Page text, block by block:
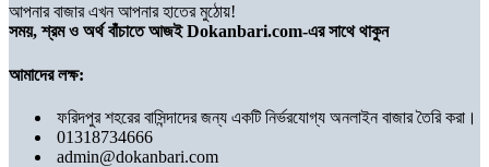
আপনার বাজার এখন আপনার হাতের মুঠোয়!
সময়, শ্রম ও অর্থ বাঁচাতে আজই Dokanbari.com-এর সাথে থাকুন
আমাদের লক্ষ:
ফরিদপুর শহরের বাসিন্দাদের জন্য একটি নির্ভরযোগ্য অনলাইন বাজার তৈরি করা।
01318734666
admin@dokanbari.com